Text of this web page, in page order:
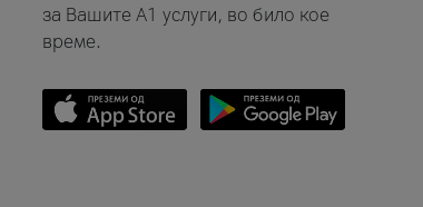
за Вашите A1 услуги, во било кое
време.